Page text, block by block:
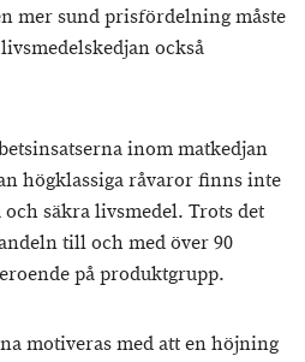
mer sund prisfördelning måste
också
inom matkedjan
högklassiga råvaror finns inte
säkra livsmedel. Trots det
till och med över 90
på produktgrupp.
motiveras med att en höjning